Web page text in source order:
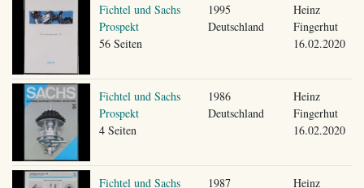
Fichtel und Sachs
Prospekt
56 Seiten
1995
Deutschland
Heinz
Fingerhut
16.02.2020
Fichtel und Sachs
Prospekt
4 Seiten
1986
Deutschland
Heinz
Fingerhut
16.02.2020
Fichtel und Sachs
1987
Heinz